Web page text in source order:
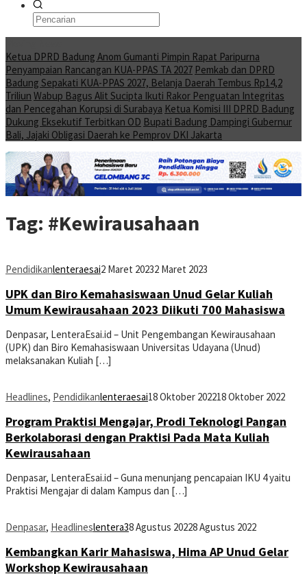
Ketua DPRD Badung Anom Gumanti Pimpin Rapat Paripurna
Penyampaian Rancangan KUA-PPAS TA 2027 Pemkab dan DPRD
Badung Sepakati KUA-PPAS 2027, Belanja Daerah Tembus Rp14,2
Triliun Wabup Bagus Alit Sucipta Ikuti Rakor Penguatan Integritas
dan Pencegahan Korupsi di Surabaya Ketua Komisi III DPRD Badung
Dukung Eksekutif Terbitkan OD Bupati Badung Dampingi Gubernur
Bali, Jajaki Obligasi Daerah ke Pemprov DKI Jakarta
Tag: #Kewirausahaan
Pendidikanlenteraesai2 Maret 20232 Maret 2023
UPK dan Biro Kemahasiswaan Unud Gelar Kuliah
Umum Kewirausahaan 2023 Diikuti 700 Mahasiswa
Denpasar, LenteraEsai.id – Unit Pengembangan Kewirausahaan
(UPK) dan Biro Kemahasiswaan Universitas Udayana (Unud)
melaksanakan Kuliah […]
Headlines, Pendidikanlenteraesai18 Oktober 202218 Oktober 2022
Program Praktisi Mengajar, Prodi Teknologi Pangan
Berkolaborasi dengan Praktisi Pada Mata Kuliah
Kewirausahaan
Denpasar, LenteraEsai.id – Guna menunjang pencapaian IKU 4 yaitu
Praktisi Mengajar di dalam Kampus dan […]
Denpasar, Headlineslentera38 Agustus 20228 Agustus 2022
Kembangkan Karir Mahasiswa, Hima AP Unud Gelar
Workshop Kewirausahaan